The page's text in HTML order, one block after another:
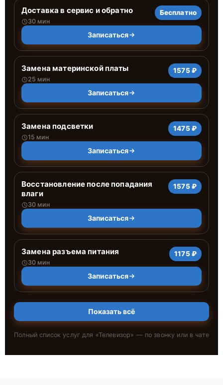
Доставка в сервис и обратно
30 мин
Бесплатно
Записаться
Замена материнской платы
25 мин
1575 ₽
Записаться
Замена подсветки
15 мин
1475 ₽
Записаться
Восстановление после попадания
влаги
30 мин
1575 ₽
Записаться
Замена разъема питания
30 мин
1175 ₽
Записаться
Показать всё
Полный список услуг для «Телевизор» — по звонку или в чате